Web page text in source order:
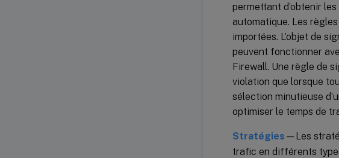
permettant d’obtenir
automatique. Les
importées. L’objet de
peuvent fonctionner
Firewall. Une règle de
violation que lorsque
sélection minutieuse
optimiser le temps de
Stratégies —Les
trafic en différents